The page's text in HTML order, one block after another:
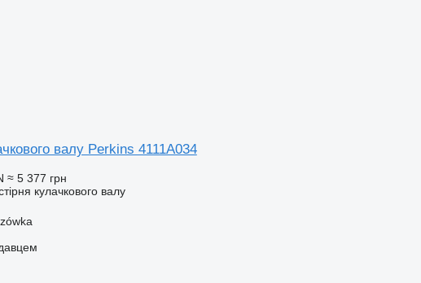
валу Perkins 4111A034
≈ 5 377 грн
кулачкового валу